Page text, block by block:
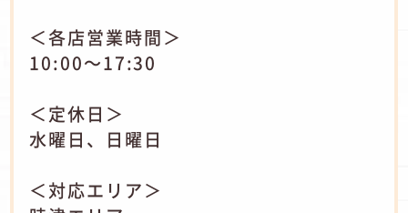
＜各店営業時間＞
10:00～17:30
＜定休日＞
水曜日、日曜日
＜対応エリア＞